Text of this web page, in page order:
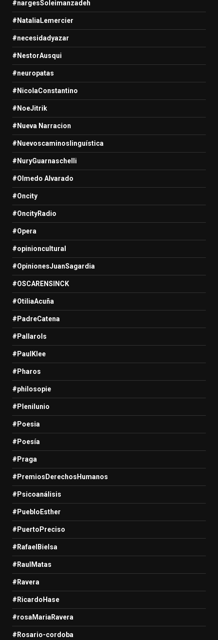
#nargesSoleimanzadeh
#NataliaLemercier
#necesidadyazar
#NestorAusqui
#neuropatas
#NicolaConstantino
#NoeJitrik
#Nueva Narracion
#Nuevoscaminoslinguística
#NuryGuarnaschelli
#Olmedo Alvarado
#Oncity
#OncityRadio
#Opera
#opinioncultural
#OpinionesJuanSagardia
#OSCARENSINCK
#OtiliaAcuña
#PadreCatena
#Pallarols
#PaulKlee
#Pharos
#philosopie
#Plenilunio
#Poesia
#Poesía
#Praga
#PremiosDerechosHumanos
#Psicoanálisis
#PuebloEsther
#PuertoPreciso
#RafaelBielsa
#RaulMatas
#Ravera
#RicardoHase
#rosaMariaRavera
#Rosario-cordoba